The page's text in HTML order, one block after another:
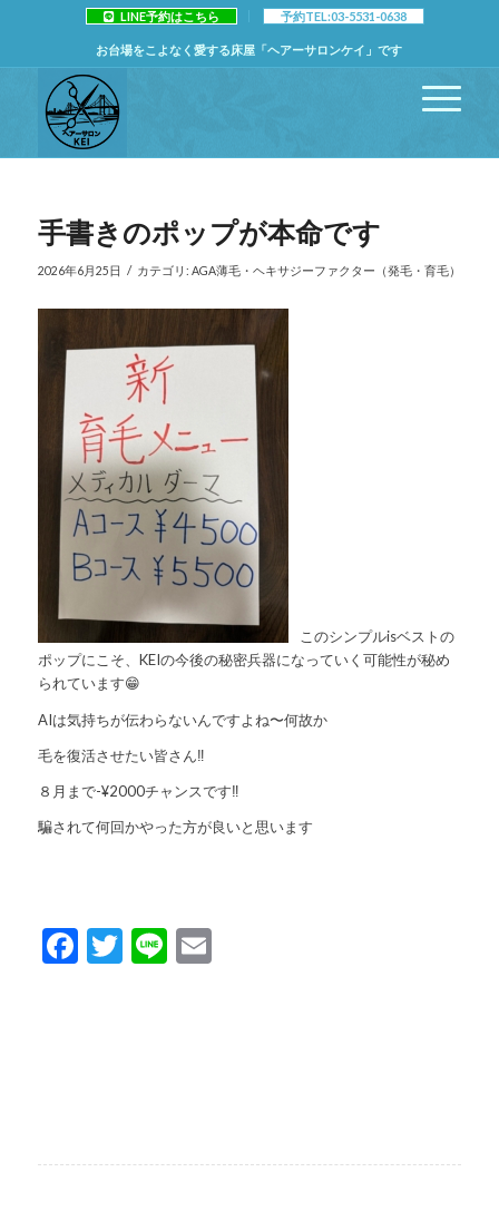
LINE予約はこちら 予約TEL:03-5531-0638
お台場をこよなく愛する床屋「ヘアーサロンケイ」です
手書きのポップが本命です
2026年6月25日 / カテゴリ: AGA薄毛・ヘキサジーファクター（発毛・育毛）
このシンプルisベストの
ポップにこそ、KEIの今後の秘密兵器になっていく可能性が秘め
られています😁
AIは気持ちが伝わらないんですよね〜何故か
毛を復活させたい皆さん‼️
８月まで-¥2000チャンスです‼️
騙されて何回かやった方が良いと思います
Facebook
Twitter
LineEmail